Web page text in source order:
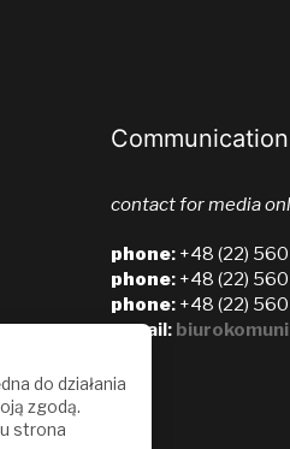
contact for media
phone:+48 (22)
phone:+48 (22) 560
phone:+48 (22)
e-mail:
do działania
zgodą.
strona